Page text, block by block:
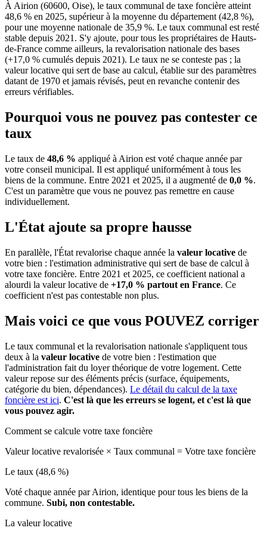
À Airion (60600, Oise), le taux communal de taxe foncière atteint
48,6 % en 2025, supérieur à la moyenne du département (42,8 %),
pour une moyenne nationale de 35,9 %. Le taux communal est resté
stable depuis 2021. S'y ajoute, pour tous les propriétaires de Hauts-
de-France comme ailleurs, la revalorisation nationale des bases
(+17,0 % cumulés depuis 2021). Le taux ne se conteste pas ; la
valeur locative qui sert de base au calcul, établie sur des paramètres
datant de 1970 et jamais révisés, peut en revanche contenir des
erreurs vérifiables.
Pourquoi vous ne pouvez pas contester ce
taux
Le taux de 48,6 % appliqué à Airion est voté chaque année par
votre conseil municipal. Il est appliqué uniformément à tous les
biens de la commune. Entre 2021 et 2025, il a augmenté de 0,0 %.
C'est un paramètre que vous ne pouvez pas remettre en cause
individuellement.
L'État ajoute sa propre hausse
En parallèle, l'État revalorise chaque année la valeur locative de
votre bien : l'estimation administrative qui sert de base de calcul à
votre taxe foncière. Entre 2021 et 2025, ce coefficient national a
alourdi la valeur locative de +17,0 % partout en France. Ce
coefficient n'est pas contestable non plus.
Mais voici ce que vous POUVEZ corriger
Le taux communal et la revalorisation nationale s'appliquent tous
deux à la valeur locative de votre bien : l'estimation que
l'administration fait du loyer théorique de votre logement. Cette
valeur repose sur des éléments précis (surface, équipements,
catégorie du bien, dépendances). Le détail du calcul de la taxe
foncière est ici. C'est là que les erreurs se logent, et c'est là que
vous pouvez agir.
Comment se calcule votre taxe foncière
Valeur locative revalorisée × Taux communal = Votre taxe foncière
Le taux (48,6 %)
Voté chaque année par Airion, identique pour tous les biens de la
commune. Subi, non contestable.
La valeur locative